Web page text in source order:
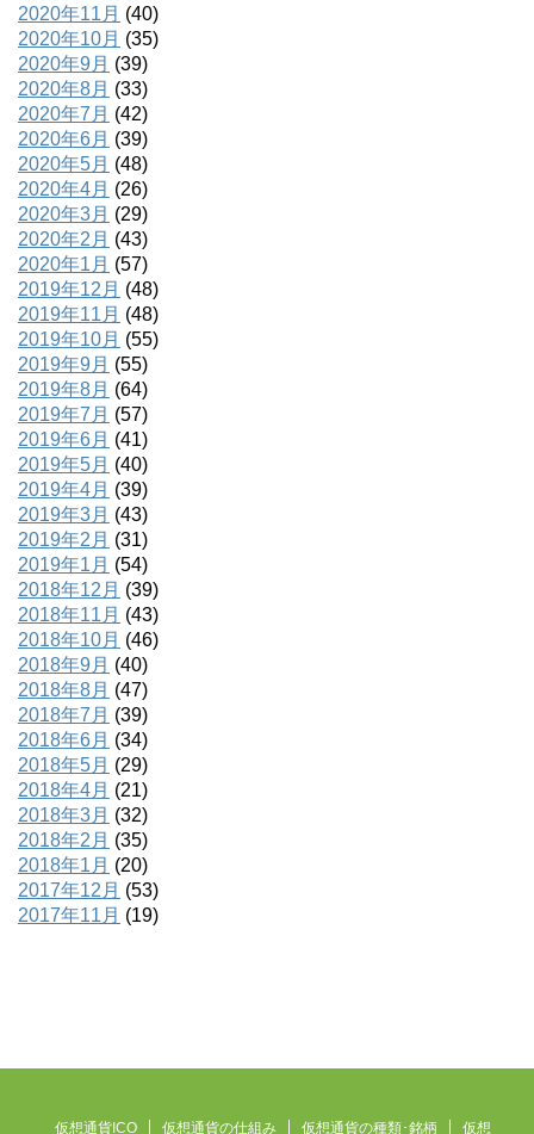
2020年11月 (40)
2020年10月 (35)
2020年9月 (39)
2020年8月 (33)
2020年7月 (42)
2020年6月 (39)
2020年5月 (48)
2020年4月 (26)
2020年3月 (29)
2020年2月 (43)
2020年1月 (57)
2019年12月 (48)
2019年11月 (48)
2019年10月 (55)
2019年9月 (55)
2019年8月 (64)
2019年7月 (57)
2019年6月 (41)
2019年5月 (40)
2019年4月 (39)
2019年3月 (43)
2019年2月 (31)
2019年1月 (54)
2018年12月 (39)
2018年11月 (43)
2018年10月 (46)
2018年9月 (40)
2018年8月 (47)
2018年7月 (39)
2018年6月 (34)
2018年5月 (29)
2018年4月 (21)
2018年3月 (32)
2018年2月 (35)
2018年1月 (20)
2017年12月 (53)
2017年11月 (19)
仮想通貨ICO 仮想通貨の仕組み 仮想通貨の種類･銘柄 仮想